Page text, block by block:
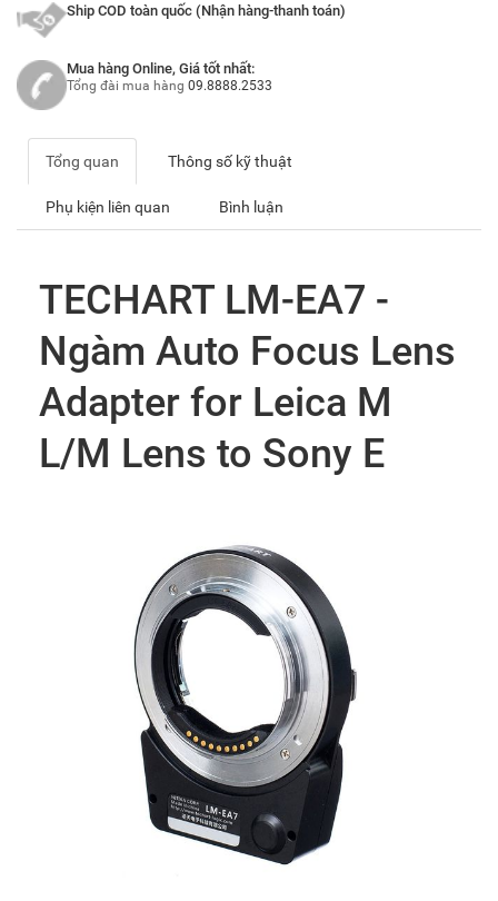
Ship COD toàn quốc (Nhận hàng-thanh toán)
Mua hàng Online, Giá tốt nhất:
Tổng đài mua hàng 09.8888.2533
Tổng quan Thông số kỹ thuật
Phụ kiện liên quan Bình luận
TECHART LM-EA7 -
Ngàm Auto Focus Lens
Adapter for Leica M
L/M Lens to Sony E